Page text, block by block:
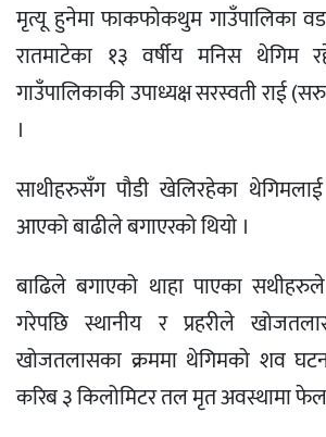
मृत्यू हुनेमा फाकफोकथुम गाउँपालिका
रातमाटेका १३ वर्षीय मनिस थेगिम
गाउँपालिकाकी उपाध्यक्ष सरस्वती राई
।
साथीहरुसँग पौडी खेलिरहेका
आएको बाढीले बगाएरको थियो ।
बाढिले बगाएको थाहा पाएका
गरेपछि स्थानीय र प्रहरीले
खोजतलासका क्रममा थेगिमको शव
करिब ३ किलोमिटर तल मृत अवस्थामा